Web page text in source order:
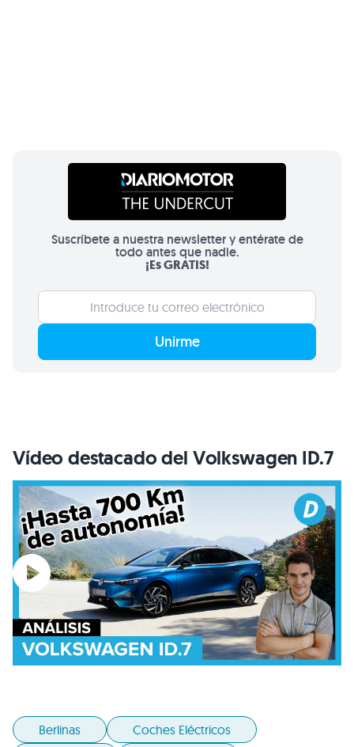
Suscríbete a nuestra newsletter y entérate de
todo antes que nadie.
¡Es GRATIS!
Unirme
Vídeo destacado del Volkswagen ID.7
Berlinas
Coches Eléctricos